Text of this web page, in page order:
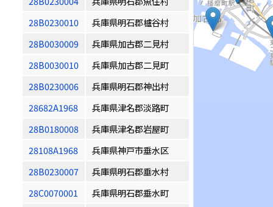
28B0230010
兵庫県明石郡櫨谷村
28B0030009
兵庫県加古郡二見村
28B0030010
兵庫県加古郡二見町
28B0230006
兵庫県明石郡神出村
28682A1968
兵庫県津名郡淡路町
28B0180008
兵庫県津名郡岩屋町
28108A1968
兵庫県神戸市垂水区
28B0230007
兵庫県明石郡垂水村
28C0070001
兵庫県明石郡垂水町